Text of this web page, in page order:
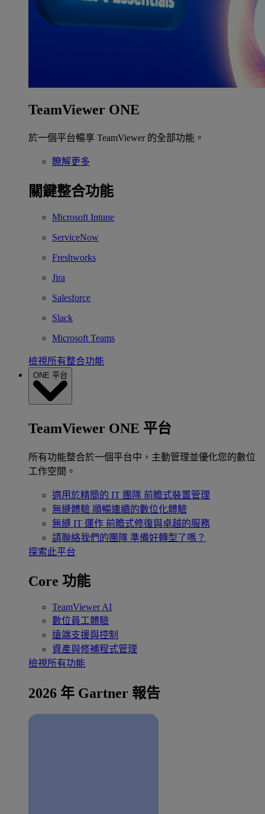
TeamViewer ONE
於一個平台暢享 TeamViewer 的全部功能。
瞭解更多
關鍵整合功能
Microsoft Intune
ServiceNow
Freshworks
Jira
Salesforce
Slack
Microsoft Teams
檢視所有整合功能
ONE 平台
TeamViewer ONE 平台
所有功能整合於一個平台中，主動管理並優化您的數位
工作空間。
適用於精簡的 IT 團隊 前瞻式裝置管理
無縫體驗 順暢連續的數位化體驗
無縫 IT 運作 前瞻式修復與卓越的服務
請聯絡我們的團隊 準備好轉型了嗎？
探索此平台
Core 功能
TeamViewer AI
數位員工體驗
遠端支援與控制
資產與修補程式管理
檢視所有功能
2026 年 Gartner 報告